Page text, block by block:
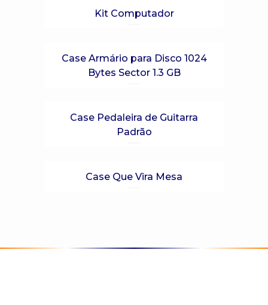
Kit Computador
Case Armário para Disco 1024
Bytes Sector 1.3 GB
Case Pedaleira de Guitarra
Padrão
Case Que Vira Mesa